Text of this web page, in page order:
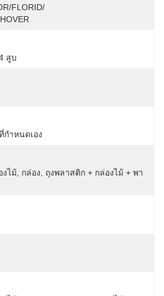
FLORID/
สูบ
ำหนดเอง
ไม้, กล่อง, ถุงพลาสติก + กล่องไม้ + พา